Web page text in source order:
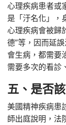
心理疾病患者或
是「汙名化」，
心理疾病會被歸
德”等，因而延
會生病，都需要
需要多次的看診
五、是否
美國精神疾病患
師出庭說明，法